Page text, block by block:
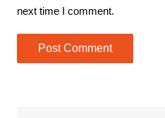
next time I comment.